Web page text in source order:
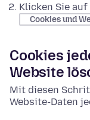
Klicken Sie auf
Cookies und
Cookies
Website
Mit diesen
Website-Daten